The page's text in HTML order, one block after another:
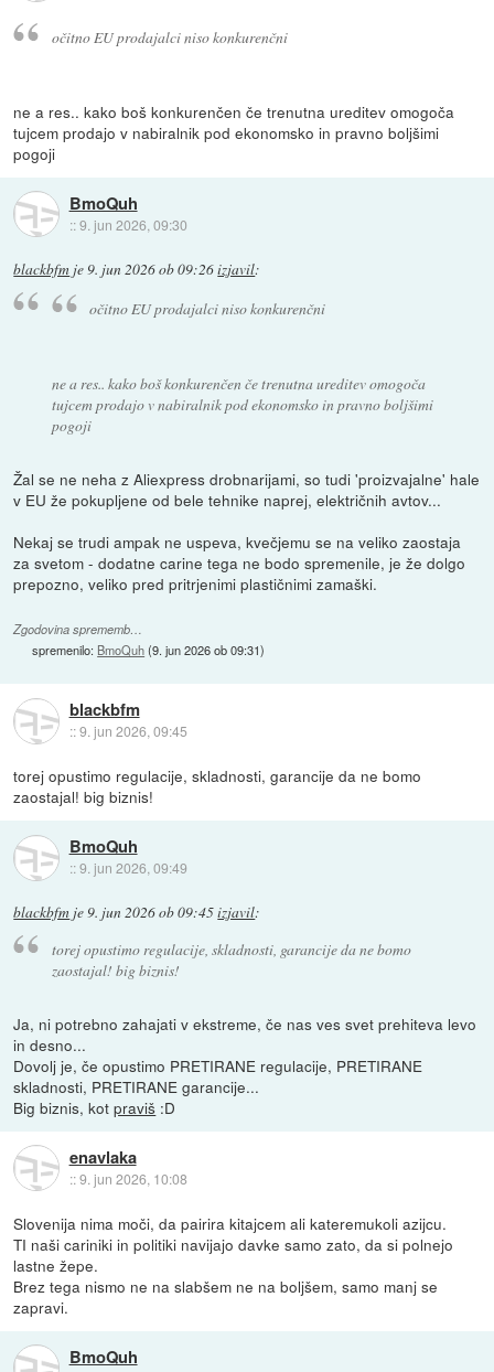
očitno EU prodajalci niso konkurenčni
ne a res.. kako boš konkurenčen če trenutna ureditev omogoča
tujcem prodajo v nabiralnik pod ekonomsko in pravno boljšimi
pogoji
BmoQuh
::9. jun 2026, 09:30
blackbfm je9. jun 2026 ob 09:26izjavil:
očitno EU prodajalci niso konkurenčni
ne a res.. kako boš konkurenčen če trenutna ureditev omogoča
tujcem prodajo v nabiralnik pod ekonomsko in pravno boljšimi
pogoji
Žal se ne neha z Aliexpress drobnarijami, so tudi 'proizvajalne' hale
v EU že pokupljene od bele tehnike naprej, električnih avtov...
Nekaj se trudi ampak ne uspeva, kvečjemu se na veliko zaostaja
za svetom - dodatne carine tega ne bodo spremenile, je že dolgo
prepozno, veliko pred pritrjenimi plastičnimi zamaški.
Zgodovina sprememb…
spremenilo: BmoQuh(9. jun 2026 ob 09:31)
blackbfm
::9. jun 2026, 09:45
torej opustimo regulacije, skladnosti, garancije da ne bomo
zaostajal! big biznis!
BmoQuh
::9. jun 2026, 09:49
blackbfm je9. jun 2026 ob 09:45izjavil:
torej opustimo regulacije, skladnosti, garancije da ne bomo
zaostajal! big biznis!
Ja, ni potrebno zahajati v ekstreme, če nas ves svet prehiteva levo
in desno...
Dovolj je, če opustimo PRETIRANE regulacije, PRETIRANE
skladnosti, PRETIRANE garancije...
Big biznis, kotpraviš :D
enavlaka
::9. jun 2026, 10:08
Slovenija nima moči, da pairira kitajcem ali kateremukoli azijcu.
TI naši cariniki in politiki navijajo davke samo zato, da si polnejo
lastne žepe.
Brez tega nismo ne na slabšem ne na boljšem, samo manj se
zapravi.
BmoQuh